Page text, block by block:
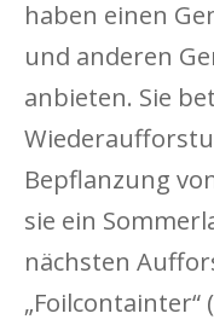
haben einen
und anderen
anbieten. Sie
Bepflanzung
sie ein
nächsten